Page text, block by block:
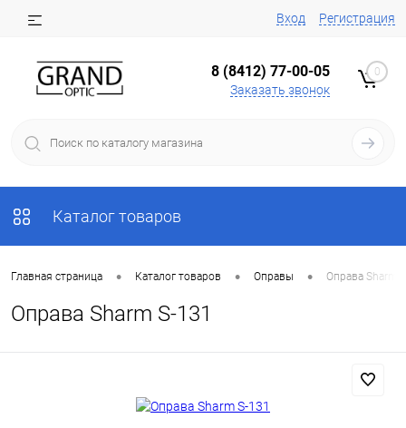
Вход Регистрация
8 (8412) 77-00-05
Заказать звонок
0
Каталог товаров
Главная страница • Каталог товаров • Оправы • Оправа Sharm
Оправа Sharm S-131